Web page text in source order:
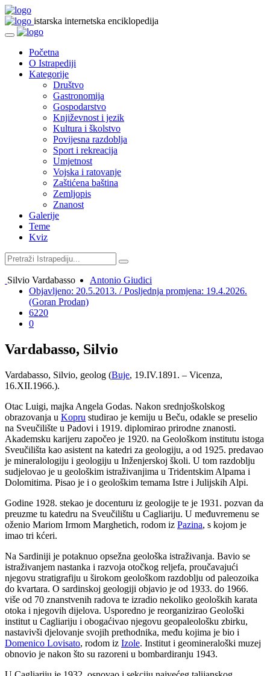
istarska internetska enciklopedija
Početna
O Istrapediji
Kategorije
Društvo
Gastronomija
Gospodarstvo
Književnost i jezik
Kultura i školstvo
Povijesna razdoblja
Sport i rekreacija
Umjetnost
Vojska i ratovanje
Zaštićena baština
Zemljopis
Znanost
Galerije
Teme
Kviz
Silvio Vardabasso
Antonio Giudici
Objavljeno: 20.5.2013. / Posljednja promjena: 19.4.2026.
(Goran Prodan)
6220
0
Vardabasso, Silvio
Vardabasso, Silvio, geolog (Buje, 19.IV.1891. – Vicenza,
16.XII.1966.).
Otac Luigi, majka Angela Godas. Nakon srednjoškolskog
obrazovanja u Kopru studirao je kemiju u Beču, odakle se preselio
na Sveučilište u Padovi i 1919. diplomirao prirodne znanosti.
Akademsku karijeru započeo je 1920. na Geološkom institutu istoga
Sveučilišta kao asistent na katedri za geologiju, a od 1925. predavao
je mineralologiju i geologiju u Inženjerskoj školi. U tom razdoblju
sudjelovao je u geološkim istraživanjima u Tridentskim Alpama i
Dolomitima. Pisao je i o geološkim temama Istre i Julijskih Alpi.
Godine 1928. stekao je docenturu iz geologije te je 1931. pozvan da
preuzme tu katedru na Sveučilištu u Cagliariju. U međuvremenu se
oženio Mariom Irmom Marghetich, rodom iz Pazina, s kojom je
imao tri kćeri.
Na Sardiniji je potaknuo opsežna geološka istraživanja. Bavio se
istraživanjem nastanka i razvoja otočkog reljefa, proučavajući
njegovu stratigrafiju u širokom geološkom razdoblju od paleozoika
do kvartara. O sardinskoj geologiji objavio je od 1933. do 1966.
više od 70 znanstvenih radova te izradio nekoliko geoloških karata
otoka i njegovih dijelova. Usporedno je reorganizirao Geološki
institut u Cagliariju i obogaćivao njegovu geopaleološku zbirku,
nastavivši djelovanje svojih prethodnika, među kojima je bio i
Domenico Lovisato, rodom iz Izole. Institut i geomineraloški muzej
obnovio je nakon što su razoreni u bombardiranju 1943.